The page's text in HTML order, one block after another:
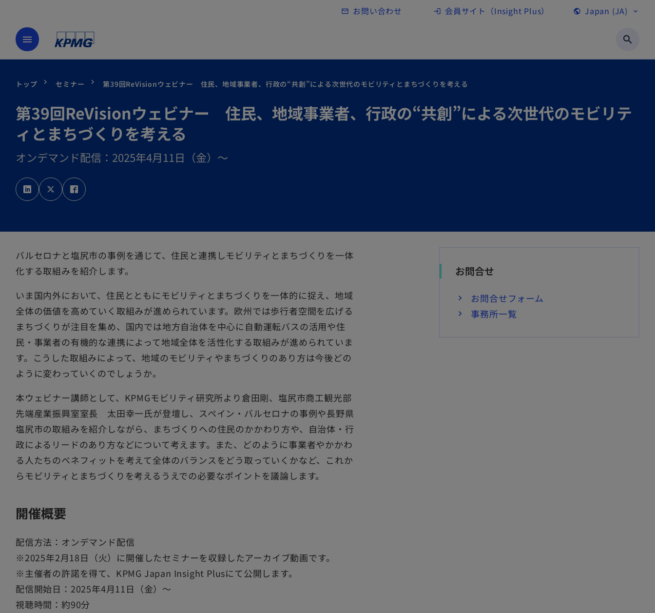
Skip to main content
mail_outline お問い合わせ login 会員サイト（Insight Plus）
新
ブ
開
public Japan (JA) expand_more
menu search
トップ セミナー 第39回ReVisionウェビナー 住民、地域事業者、行政の“共創”による次世代のモビリティとまちづくりを考える
第39回ReVisionウェビナー 住民、地域事業者、行政の“共創”による次世代のモビリテ
ィとまちづくりを考える
オンデマンド配信：2025年4月11日（金）～
新
し
ブ
開
く
新
し
ブ
開
く
ブ
開
く
バルセロナと塩尻市の事例を通じて、住民と連携しモビリティとまちづくりを一体
化する取組みを紹介します。
いま国内外において、住民とともにモビリティとまちづくりを一体的に捉え、地域
全体の価値を高めていく取組みが進められています。欧州では歩行者空間を広げる
まちづくりが注目を集め、国内では地方自治体を中心に自動運転バスの活用や住
民・事業者の有機的な連携によって地域全体を活性化する取組みが進められていま
す。こうした取組みによって、地域のモビリティやまちづくりのあり方は今後どの
ように変わっていくのでしょうか。
本ウェビナー講師として、KPMGモビリティ研究所より倉田剛、塩尻市商工観光部
先端産業振興室室長 太田幸一氏が登壇し、スペイン・バルセロナの事例や長野県
塩尻市の取組みを紹介しながら、まちづくりへの住民のかかわり方や、自治体・行
政によるリードのあり方などについて考えます。また、どのように事業者やかかわ
る人たちのベネフィットを考えて全体のバランスをどう取っていくかなど、これか
らモビリティとまちづくりを考えるうえでの必要なポイントを議論します。
開催概要
配信方法：オンデマンド配信
※2025年2月18日（火）に開催したセミナーを収録したアーカイブ動画です。
※主催者の許諾を得て、KPMG Japan Insight Plusにて公開します。
配信開始日：2025年4月11日（金）～
視聴時間：約90分
お問合せ
お問合せフォーム
事務所一覧